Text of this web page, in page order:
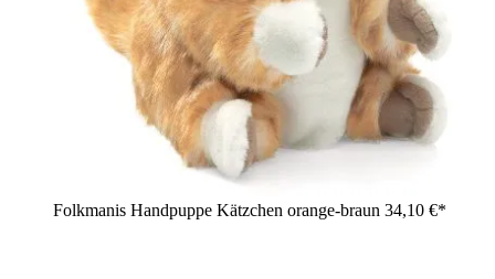
Folkmanis Handpuppe Kätzchen orange-braun 34,10 €*